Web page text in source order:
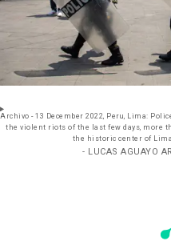
Archivo - 13 December 2022, Peru, Lima:
the violent riots of the last few days, more
the historic center of
- LUCAS AGUAYO